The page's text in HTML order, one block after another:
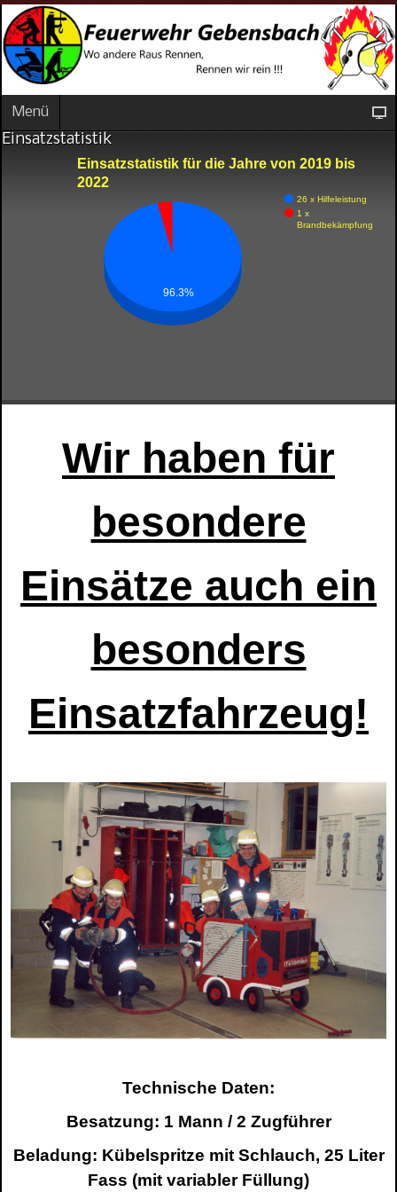
Menü
Einsatzstatistik
Einsatzstatistik für die Jahre von 2019 bis
2022
26 x Hilfeleistung
1 x
Brandbekämpfung
96.3%
Wir haben für
besondere
Einsätze auch ein
besonders
Einsatzfahrzeug!
Technische Daten:
Besatzung: 1 Mann / 2 Zugführer
Beladung: Kübelspritze mit Schlauch, 25 Liter
Fass (mit variabler Füllung)